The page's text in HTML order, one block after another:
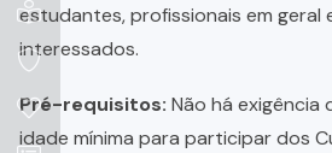
estudantes, profissionais em geral
interessados.
Pré-requisitos: Não há exigência
idade mínima para participar dos